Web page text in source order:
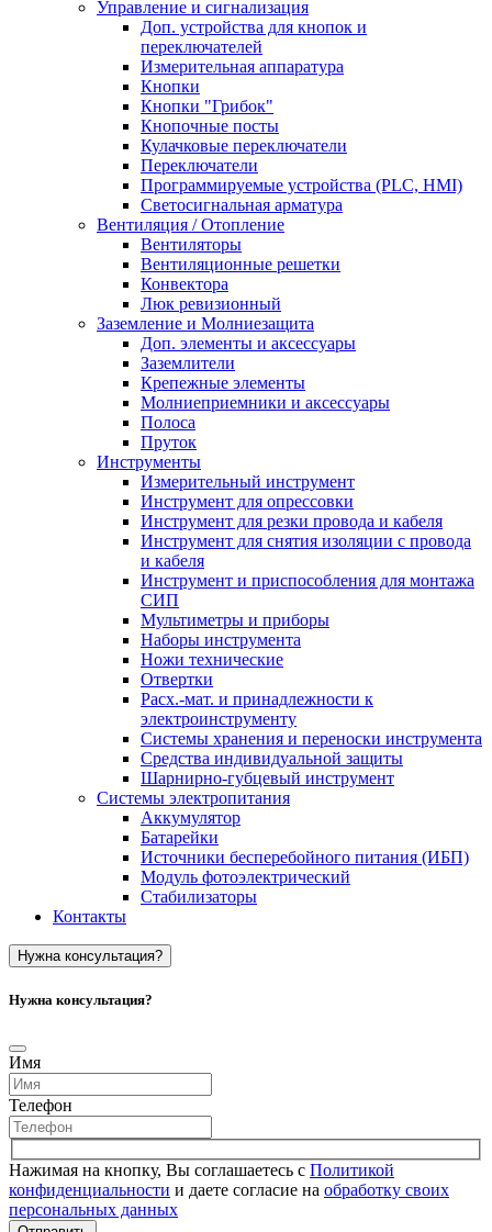
Управление и сигнализация
Доп. устройства для кнопок и
переключателей
Измерительная аппаратура
Кнопки
Кнопки "Грибок"
Кнопочные посты
Кулачковые переключатели
Переключатели
Программируемые устройства (PLC, HMI)
Светосигнальная арматура
Вентиляция / Отопление
Вентиляторы
Вентиляционные решетки
Конвектора
Люк ревизионный
Заземление и Молниезащита
Доп. элементы и аксессуары
Заземлители
Крепежные элементы
Молниеприемники и аксессуары
Полоса
Пруток
Инструменты
Измерительный инструмент
Инструмент для опрессовки
Инструмент для резки провода и кабеля
Инструмент для снятия изоляции с провода
и кабеля
Инструмент и приспособления для монтажа
СИП
Мультиметры и приборы
Наборы инструмента
Ножи технические
Отвертки
Расх.-мат. и принадлежности к
электроинструменту
Системы хранения и переноски инструмента
Средства индивидуальной защиты
Шарнирно-губцевый инструмент
Системы электропитания
Аккумулятор
Батарейки
Источники бесперебойного питания (ИБП)
Модуль фотоэлектрический
Стабилизаторы
Контакты
Нужна консультация?
Нужна консультация?
Имя
Телефон
Нажимая на кнопку, Вы соглашаетесь с Политикой
конфиденциальности и даете согласие на обработку своих
персональных данных